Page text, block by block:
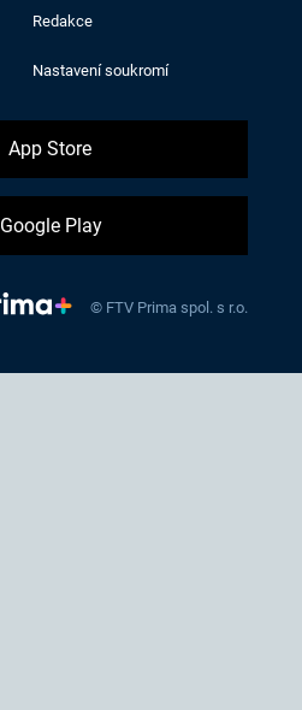
Redakce
Nastavení soukromí
App Store
Google Play
© FTV Prima spol. s r.o.